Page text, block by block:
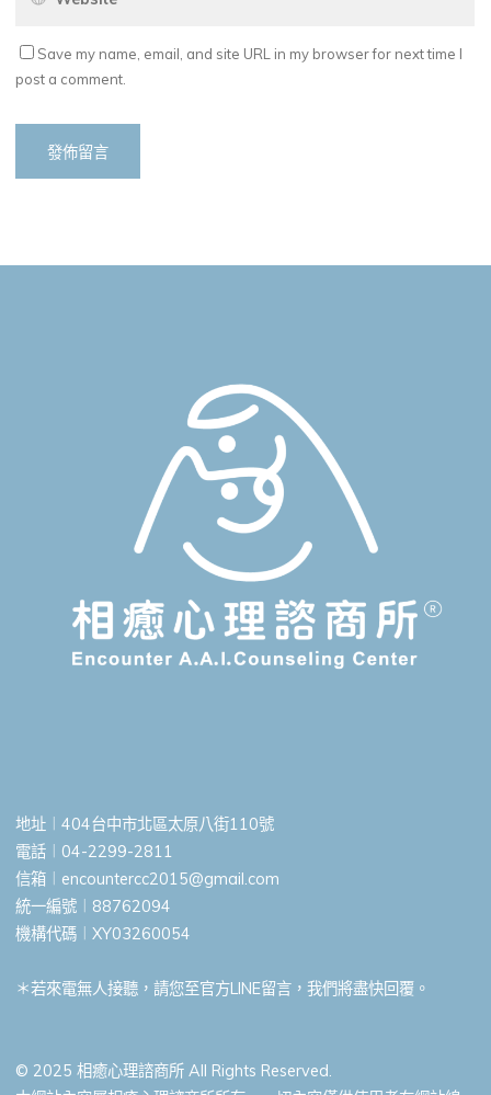
Save my name, email, and site URL in my browser for next time I
post a comment.
地址︱404台中市北區太原八街110號
電話︱04-2299-2811
信箱︱ encountercc2015@gmail.com
統一編號︱88762094
機構代碼︱XY03260054
＊若來電無人接聽，請您至官方LINE留言，我們將盡快回覆。
© 2025 相癒心理諮商所 All Rights Reserved.